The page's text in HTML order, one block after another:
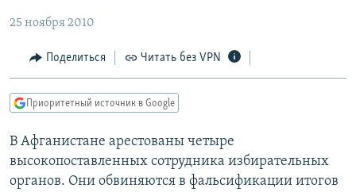
Вернутся
Вернутся
поиску
МНЕНИЯ
КУЛЬТУРА
КАВКАЗ.РЕАЛИИ
СЕВЕР.РЕАЛИИ
СИБИРЬ.РЕАЛИИ
25 ноября 2010
Поделиться Читать без VPN
Приоритетный источник в Google
В Афганистане арестованы четыре
высокопоставленных сотрудника избирательных
органов. Они обвиняются в фальсификации итогов